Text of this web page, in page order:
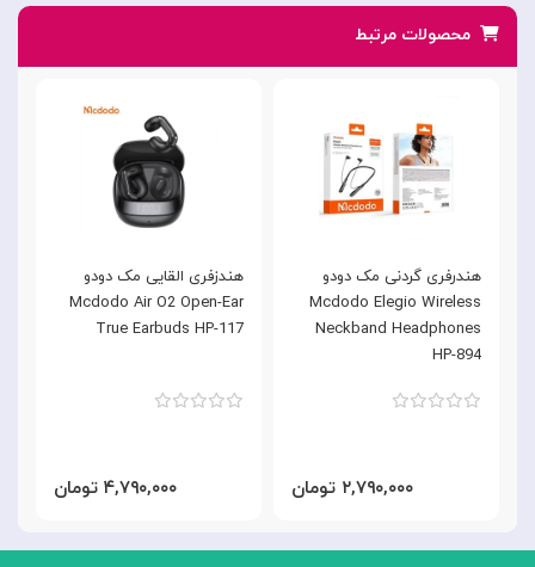
محصولات مرتبط
هندزفری القایی مک دودو
Mcdodo Air O2 Open-Ear
True Earbuds HP-117
۴,۷۹۰,۰۰۰ تومان
هندرفری گردنی مک دودو
Mcdodo Elegio Wireless
Neckband Headphones
HP-894
۲,۷۹۰,۰۰۰ تومان